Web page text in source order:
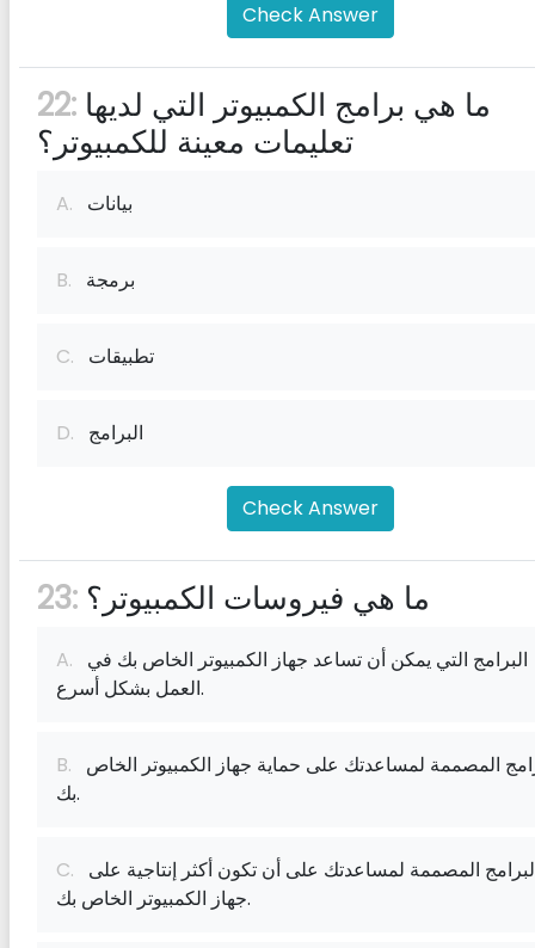
Check Answer
22:
تعليمات معينة للكمبيوتر؟
A. بيانات
B. برمجة
C. تطبيقات
D. البرامج
Check Answer
23: ما هي فيروسات الكمبيوتر؟
A.
العمل بشكل أسرع.
B.
بك.
C.
جهاز الكمبيوتر الخاص بك.